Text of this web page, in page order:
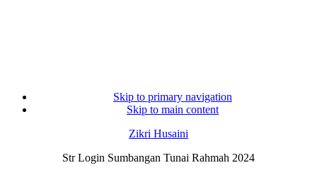
Skip to primary navigation
Skip to main content
Zikri Husaini
Str Login Sumbangan Tunai Rahmah 2024